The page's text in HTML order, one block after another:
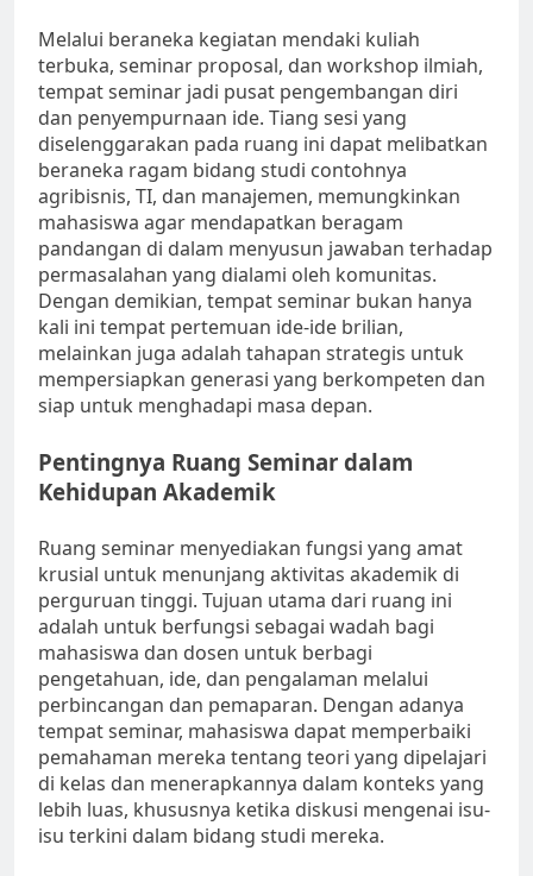
Melalui beraneka kegiatan mendaki kuliah
terbuka, seminar proposal, dan workshop ilmiah,
tempat seminar jadi pusat pengembangan diri
dan penyempurnaan ide. Tiang sesi yang
diselenggarakan pada ruang ini dapat melibatkan
beraneka ragam bidang studi contohnya
agribisnis, TI, dan manajemen, memungkinkan
mahasiswa agar mendapatkan beragam
pandangan di dalam menyusun jawaban terhadap
permasalahan yang dialami oleh komunitas.
Dengan demikian, tempat seminar bukan hanya
kali ini tempat pertemuan ide-ide brilian,
melainkan juga adalah tahapan strategis untuk
mempersiapkan generasi yang berkompeten dan
siap untuk menghadapi masa depan.
Pentingnya Ruang Seminar dalam
Kehidupan Akademik
Ruang seminar menyediakan fungsi yang amat
krusial untuk menunjang aktivitas akademik di
perguruan tinggi. Tujuan utama dari ruang ini
adalah untuk berfungsi sebagai wadah bagi
mahasiswa dan dosen untuk berbagi
pengetahuan, ide, dan pengalaman melalui
perbincangan dan pemaparan. Dengan adanya
tempat seminar, mahasiswa dapat memperbaiki
pemahaman mereka tentang teori yang dipelajari
di kelas dan menerapkannya dalam konteks yang
lebih luas, khususnya ketika diskusi mengenai isu-
isu terkini dalam bidang studi mereka.